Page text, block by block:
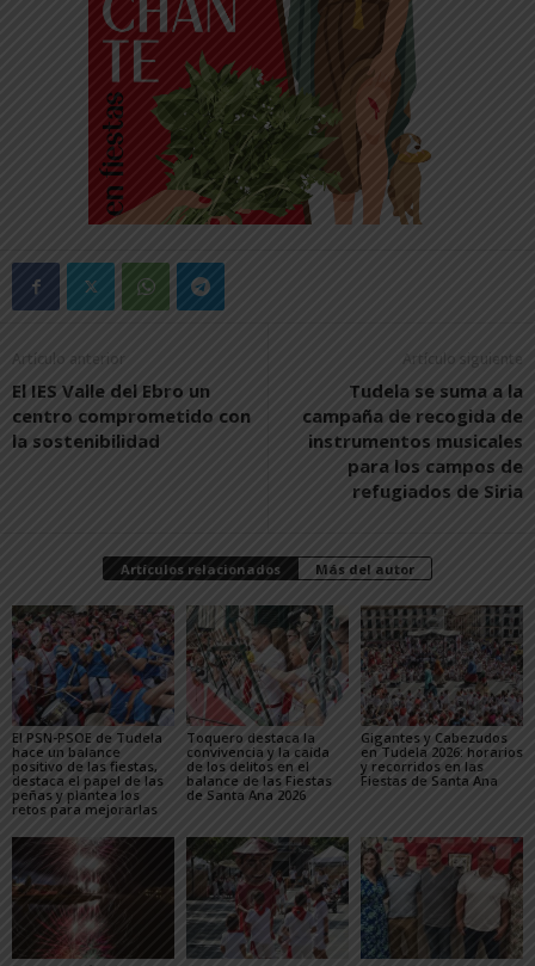
Artículo anterior
El IES Valle del Ebro un
centro comprometido con
la sostenibilidad
Artículo siguiente
Tudela se suma a la
campaña de recogida de
instrumentos musicales
para los campos de
refugiados de Siria
Artículos relacionados Más del autor
El PSN-PSOE de Tudela
hace un balance
positivo de las fiestas,
destaca el papel de las
peñas y plantea los
retos para mejorarlas
Toquero destaca la
convivencia y la caída
de los delitos en el
balance de las Fiestas
de Santa Ana 2026
Gigantes y Cabezudos
en Tudela 2026: horarios
y recorridos en las
Fiestas de Santa Ana